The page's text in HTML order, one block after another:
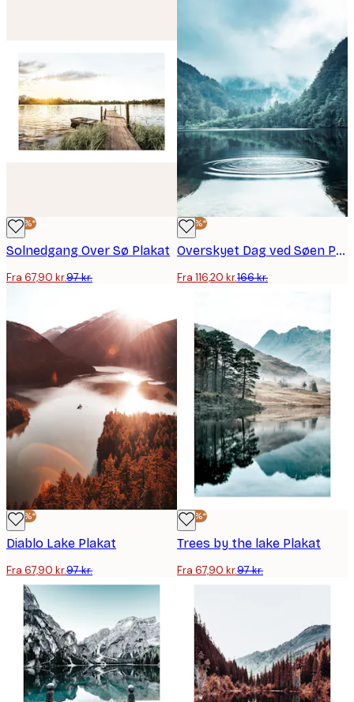
-30%*
Solnedgang Over Sø Plakat
Fra 67,90 kr.97 kr.
-30%*
Overskyet Dag ved Søen Plakat
Fra 116,20 kr.166 kr.
-30%*
Diablo Lake Plakat
Fra 67,90 kr.97 kr.
-30%*
Trees by the lake Plakat
Fra 67,90 kr.97 kr.